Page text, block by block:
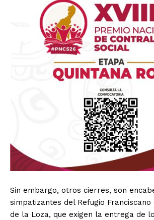
Sin embargo, otros cierres, son
simpatizantes del Refugio Franciscano
de la Loza, que exigen la entrega de